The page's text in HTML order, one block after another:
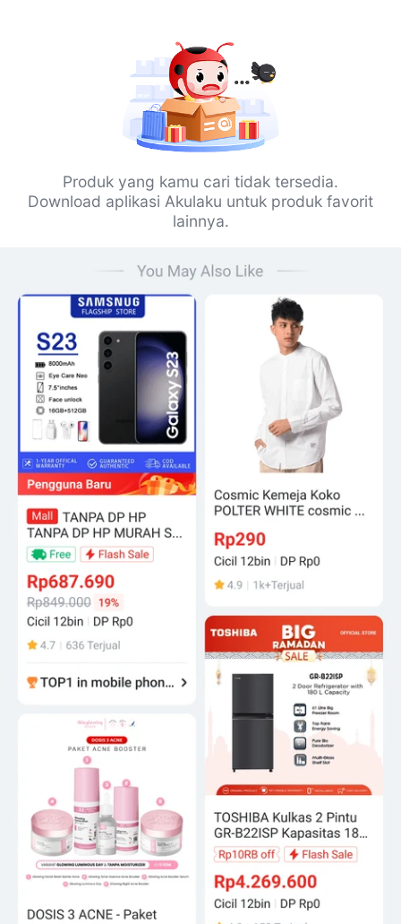
Produk yang kamu cari tidak tersedia.
Download aplikasi Akulaku untuk produk favorit
lainnya.